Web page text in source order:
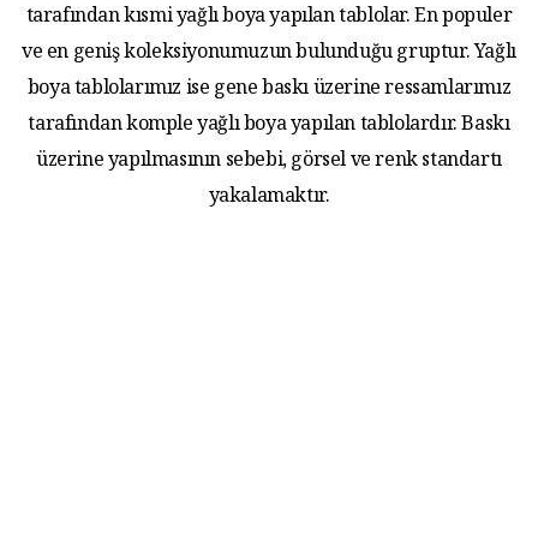
tarafından kısmi yağlı boya yapılan tablolar. En populer
ve en geniş koleksiyonumuzun bulunduğu gruptur. Yağlı
boya tablolarımız ise gene baskı üzerine ressamlarımız
tarafından komple yağlı boya yapılan tablolardır. Baskı
üzerine yapılmasının sebebi, görsel ve renk standartı
yakalamaktır.